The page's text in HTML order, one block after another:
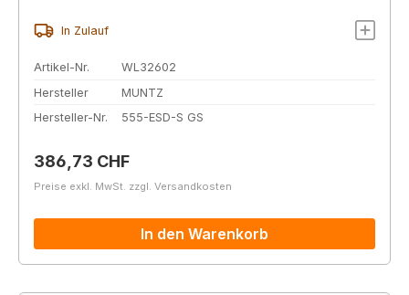
In Zulauf
Artikel-Nr.
WL32602
Hersteller
MUNTZ
Hersteller-Nr.
555-ESD-S GS
Regulärer Preis:
386,73 CHF
Preise exkl. MwSt. zzgl. Versandkosten
In den Warenkorb